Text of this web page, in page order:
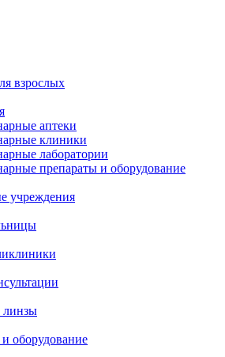
взрослых
аптеки
клиники
лаборатории
препараты и оборудование
учреждения
линзы
оборудование